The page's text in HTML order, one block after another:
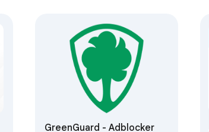
GreenGuard - Adblocker